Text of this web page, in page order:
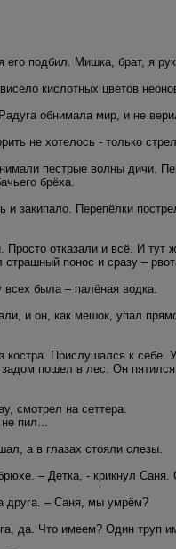
его подбил. Мишка, брат, я
кислотных цветов
обнимала мир, и не
не хотелось - только
пестрые волны дичи.
брёха.
закипало. Перепёлки
отказали и всё. И тут
страшный понос и сразу –
была – палёная водка.
и он, как мешок, упал
Прислушался к себе.
пошел в лес. Он
смотрел на сеттера.
пил...
а в глазах стояли слезы.
– Детка, - крикнул Саня.
друга. – Саня, мы умрём?
да. Что имеем? Один труп